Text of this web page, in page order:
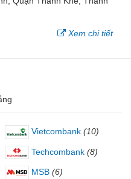
Xem chi tiết
Vietcombank (10)
Techcombank (8)
MSB (6)